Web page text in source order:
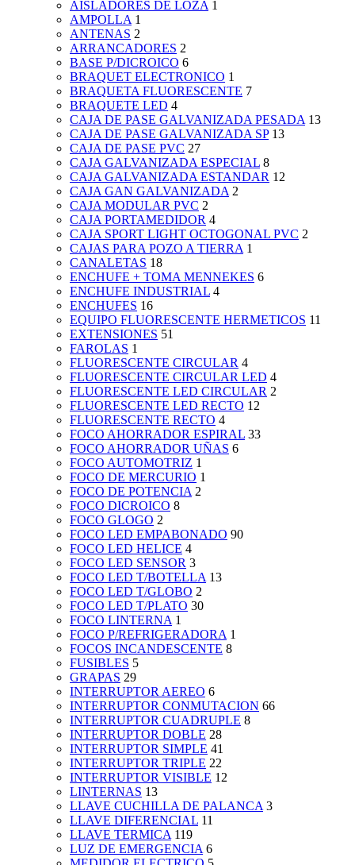
AISLADORES DE LOZA 1
AMPOLLA 1
ANTENAS 2
ARRANCADORES 2
BASE P/DICROICO 6
BRAQUET ELECTRONICO 1
BRAQUETA FLUORESCENTE 7
BRAQUETE LED 4
CAJA DE PASE GALVANIZADA PESADA 13
CAJA DE PASE GALVANIZADA SP 13
CAJA DE PASE PVC 27
CAJA GALVANIZADA ESPECIAL 8
CAJA GALVANIZADA ESTANDAR 12
CAJA GAN GALVANIZADA 2
CAJA MODULAR PVC 2
CAJA PORTAMEDIDOR 4
CAJA SPORT LIGHT OCTOGONAL PVC 2
CAJAS PARA POZO A TIERRA 1
CANALETAS 18
ENCHUFE + TOMA MENNEKES 6
ENCHUFE INDUSTRIAL 4
ENCHUFES 16
EQUIPO FLUORESCENTE HERMETICOS 11
EXTENSIONES 51
FAROLAS 1
FLUORESCENTE CIRCULAR 4
FLUORESCENTE CIRCULAR LED 4
FLUORESCENTE LED CIRCULAR 2
FLUORESCENTE LED RECTO 12
FLUORESCENTE RECTO 4
FOCO AHORRADOR ESPIRAL 33
FOCO AHORRADOR UÑAS 6
FOCO AUTOMOTRIZ 1
FOCO DE MERCURIO 1
FOCO DE POTENCIA 2
FOCO DICROICO 8
FOCO GLOGO 2
FOCO LED EMPABONADO 90
FOCO LED HELICE 4
FOCO LED SENSOR 3
FOCO LED T/BOTELLA 13
FOCO LED T/GLOBO 2
FOCO LED T/PLATO 30
FOCO LINTERNA 1
FOCO P/REFRIGERADORA 1
FOCOS INCANDESCENTE 8
FUSIBLES 5
GRAPAS 29
INTERRUPTOR AEREO 6
INTERRUPTOR CONMUTACION 66
INTERRUPTOR CUADRUPLE 8
INTERRUPTOR DOBLE 28
INTERRUPTOR SIMPLE 41
INTERRUPTOR TRIPLE 22
INTERRUPTOR VISIBLE 12
LINTERNAS 13
LLAVE CUCHILLA DE PALANCA 3
LLAVE DIFERENCIAL 11
LLAVE TERMICA 119
LUZ DE EMERGENCIA 6